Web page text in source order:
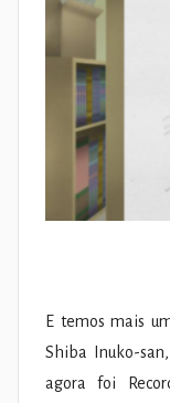
E temos mais
Shiba Inuko-
agora foi